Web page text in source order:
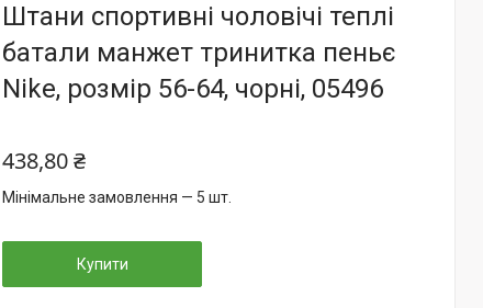
Штани спортивні чоловічі теплі
батали манжет тринитка пеньє
Nike, розмір 56-64, чорні, 05496
438,80 ₴
Мінімальне замовлення — 5 шт.
Купити